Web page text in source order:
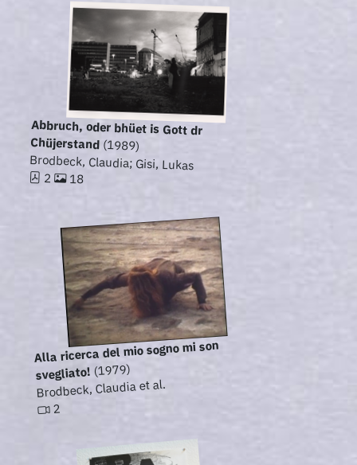
Abbruch, oder bhüet is Gott dr
Chüjerstand(1989)
Brodbeck, Claudia; Gisi, Lukas
2 18
Alla ricerca del mio sogno mi son
svegliato!(1979)
Brodbeck, Claudia et al.
2